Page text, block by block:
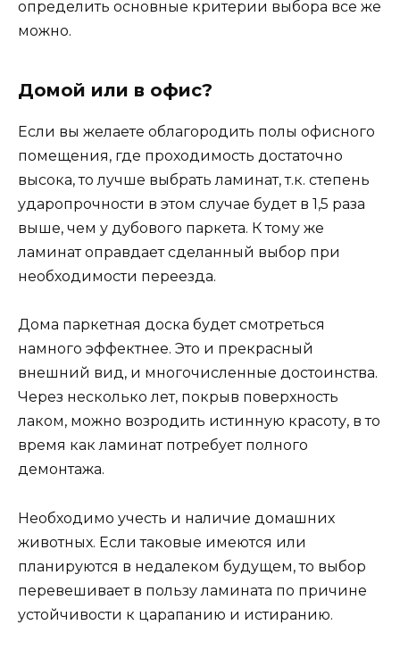
определить основные критерии выбора все же
можно.
Домой или в офис?
Если вы желаете облагородить полы офисного
помещения, где проходимость достаточно
высока, то лучше выбрать ламинат, т.к. степень
ударопрочности в этом случае будет в 1,5 раза
выше, чем у дубового паркета. К тому же
ламинат оправдает сделанный выбор при
необходимости переезда.
Дома паркетная доска будет смотреться
намного эффектнее. Это и прекрасный
внешний вид, и многочисленные достоинства.
Через несколько лет, покрыв поверхность
лаком, можно возродить истинную красоту, в то
время как ламинат потребует полного
демонтажа.
Необходимо учесть и наличие домашних
животных. Если таковые имеются или
планируются в недалеком будущем, то выбор
перевешивает в пользу ламината по причине
устойчивости к царапанию и истиранию.